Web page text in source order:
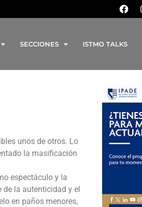
SECCIONES ISTMO TALKS
unos de otros. Lo
la masificación
espectáculo y la
la autenticidad y el
en paños menores,